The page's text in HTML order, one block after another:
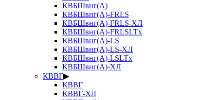
КВБШвнг(А)
КВБШвнг(А)-FRLS
КВБШвнг(А)-FRLS-ХЛ
КВБШвнг(А)-FRLSLTx
КВБШвнг(А)-LS
КВБШвнг(А)-LS-ХЛ
КВБШвнг(А)-LSLTx
КВБШвнг(А)-ХЛ
КВВГ▶
КВВГ
КВВГ-ХЛ